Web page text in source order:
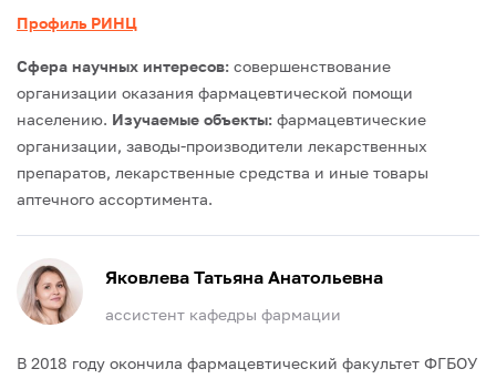
Профиль РИНЦ
Сфера научных интересов: совершенствование
организации оказания фармацевтической помощи
населению. Изучаемые объекты: фармацевтические
организации, заводы-производители лекарственных
препаратов, лекарственные средства и иные товары
аптечного ассортимента.
Яковлева Татьяна Анатольевна
ассистент кафедры фармации
В 2018 году окончила фармацевтический факультет ФГБОУ